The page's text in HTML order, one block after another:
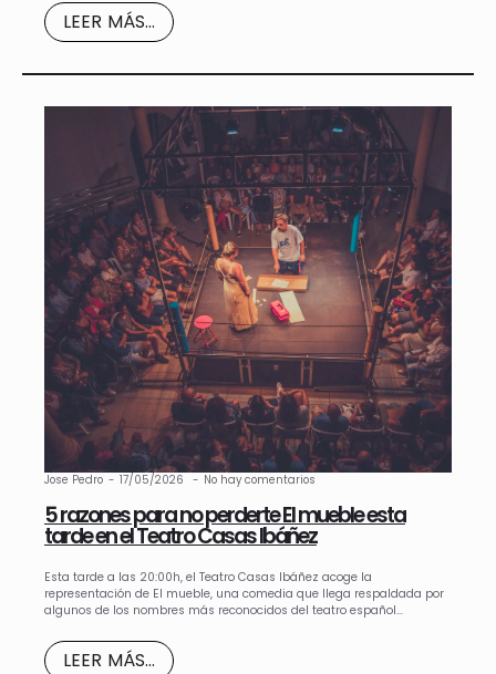
LEER MÁS...
5 razones para no perderte El mueble esta
tarde en el Teatro Casas Ibáñez
Jose Pedro 17/05/2026 No hay comentarios
Esta tarde a las 20:00h, el Teatro Casas Ibáñez acoge la
representación de El mueble, una comedia que llega respaldada por
algunos de los nombres más reconocidos del teatro español…
LEER MÁS...